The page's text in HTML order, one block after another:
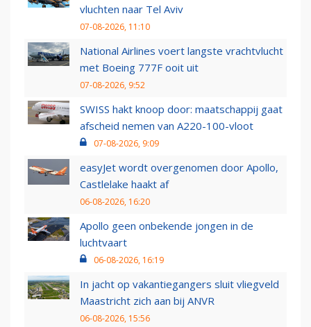
vluchten naar Tel Aviv
07-08-2026, 11:10
National Airlines voert langste vrachtvlucht
met Boeing 777F ooit uit
07-08-2026, 9:52
SWISS hakt knoop door: maatschappij gaat
afscheid nemen van A220-100-vloot
07-08-2026, 9:09
easyJet wordt overgenomen door Apollo,
Castlelake haakt af
06-08-2026, 16:20
Apollo geen onbekende jongen in de
luchtvaart
06-08-2026, 16:19
In jacht op vakantiegangers sluit vliegveld
Maastricht zich aan bij ANVR
06-08-2026, 15:56